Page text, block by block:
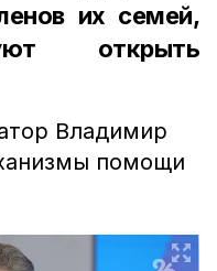
их семей,
открыть
Владимир
помощи